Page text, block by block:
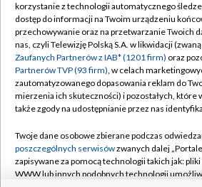
TVP
Abonament TVP
Emisja w TVP
Centrum informacji TVP
Naziemna Telewizja Cyfrowa
Rada Programowa
System NOS
Regulamin TVP
Polityka
Moje zgody
Pomoc
Kontakt
korzystanie z technologii automatycznego
dostęp do informacji na Twoim urządzeniu
przechowywanie oraz na przetwarzanie Twoich
nas, czyli Telewizję Polską S.A. w likwidacji
Zaufanych Partnerów z IAB* (1201 firm) oraz
Partnerów TVP (93 firm), w celach
zautomatyzowanego dopasowania reklam do
mierzenia ich skuteczności) i pozostałych, które
także zgody na udostępnianie przez nas
Twoje dane osobowe zbierane podczas
poszczególnych serwisówzwanych dalej
zapisywane za pomocą technologii takich jak:
WWW lub innych podobnych technologii